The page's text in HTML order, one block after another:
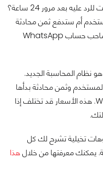
حساب WhatsApp Business احتجت للرد عليه بعد مرور 24 ساعة؟
أم ستدفع ثمن محادثة
بدأها المستخدم وثمن محادثة بدأها صاحب حساب WhatsApp
نظام المحاسبة الجديد.
وثمن محادثة بدأها
صاحب حساب WhatsApp Business. هذه الأسعار قد تختلف إذا
واتساب 5 سيناريوهات تخيلية تشرح لك كل
يمكنك معرفتها من خلالهذا